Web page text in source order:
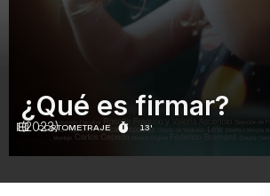
CORTOMETRAJE 13'
¿Qué es firmar?
(2023)